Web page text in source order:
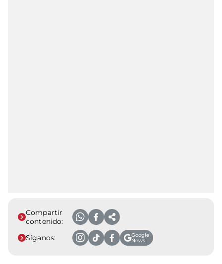
Compartir
contenido:
Síganos:
Google
News